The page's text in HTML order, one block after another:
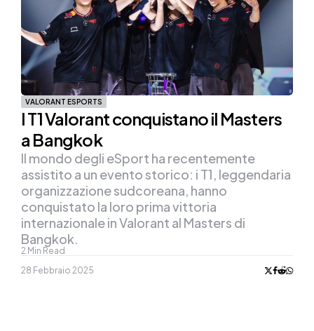
VALORANT ESPORTS
I T1 Valorant conquistano il Masters
a Bangkok
2 Min Read
Il mondo degli eSport ha recentemente
assistito a un evento storico: i T1, leggendaria
organizzazione sudcoreana, hanno
conquistato la loro prima vittoria
internazionale in Valorant al Masters di
Bangkok.
28 Febbraio 2025